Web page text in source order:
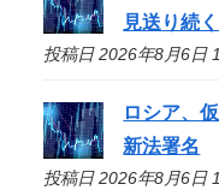
見送り続
投稿日 2026年8月6日
ロシア、
新法署名
投稿日 2026年8月6日